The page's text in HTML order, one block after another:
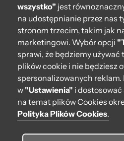
Portfel O wally
Reflective coconut
printGunmetal
389,00 zł
wszystko" jest
na udostępnianie przez nas
stronom trzecim, takim jak
marketingowi. Wybór opcji
sprawi, że będziemy używać
plików cookie i nie będziesz
spersonalizowanych reklam.
w"Ustawienia" i dostosować
na temat plików Cookies
Polityka Plików Cookies.